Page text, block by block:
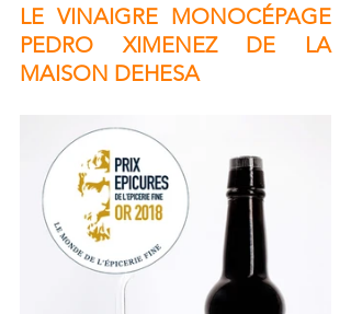
LE VINAIGRE MONOCÉPAGE
PEDRO XIMENEZ DE LA
MAISON DEHESA